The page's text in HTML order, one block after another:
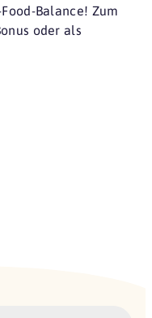
Balance! Zum
oder als